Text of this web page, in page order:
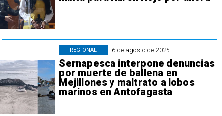
6 de agosto de 2026
Sernapesca interpone denuncias
por muerte de ballena en
Mejillones y maltrato a lobos
marinos en Antofagasta
REGIONAL